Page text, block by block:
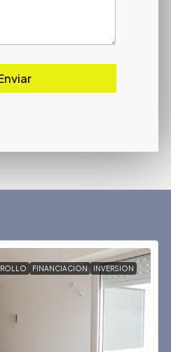
FINANCIACION INVERSION